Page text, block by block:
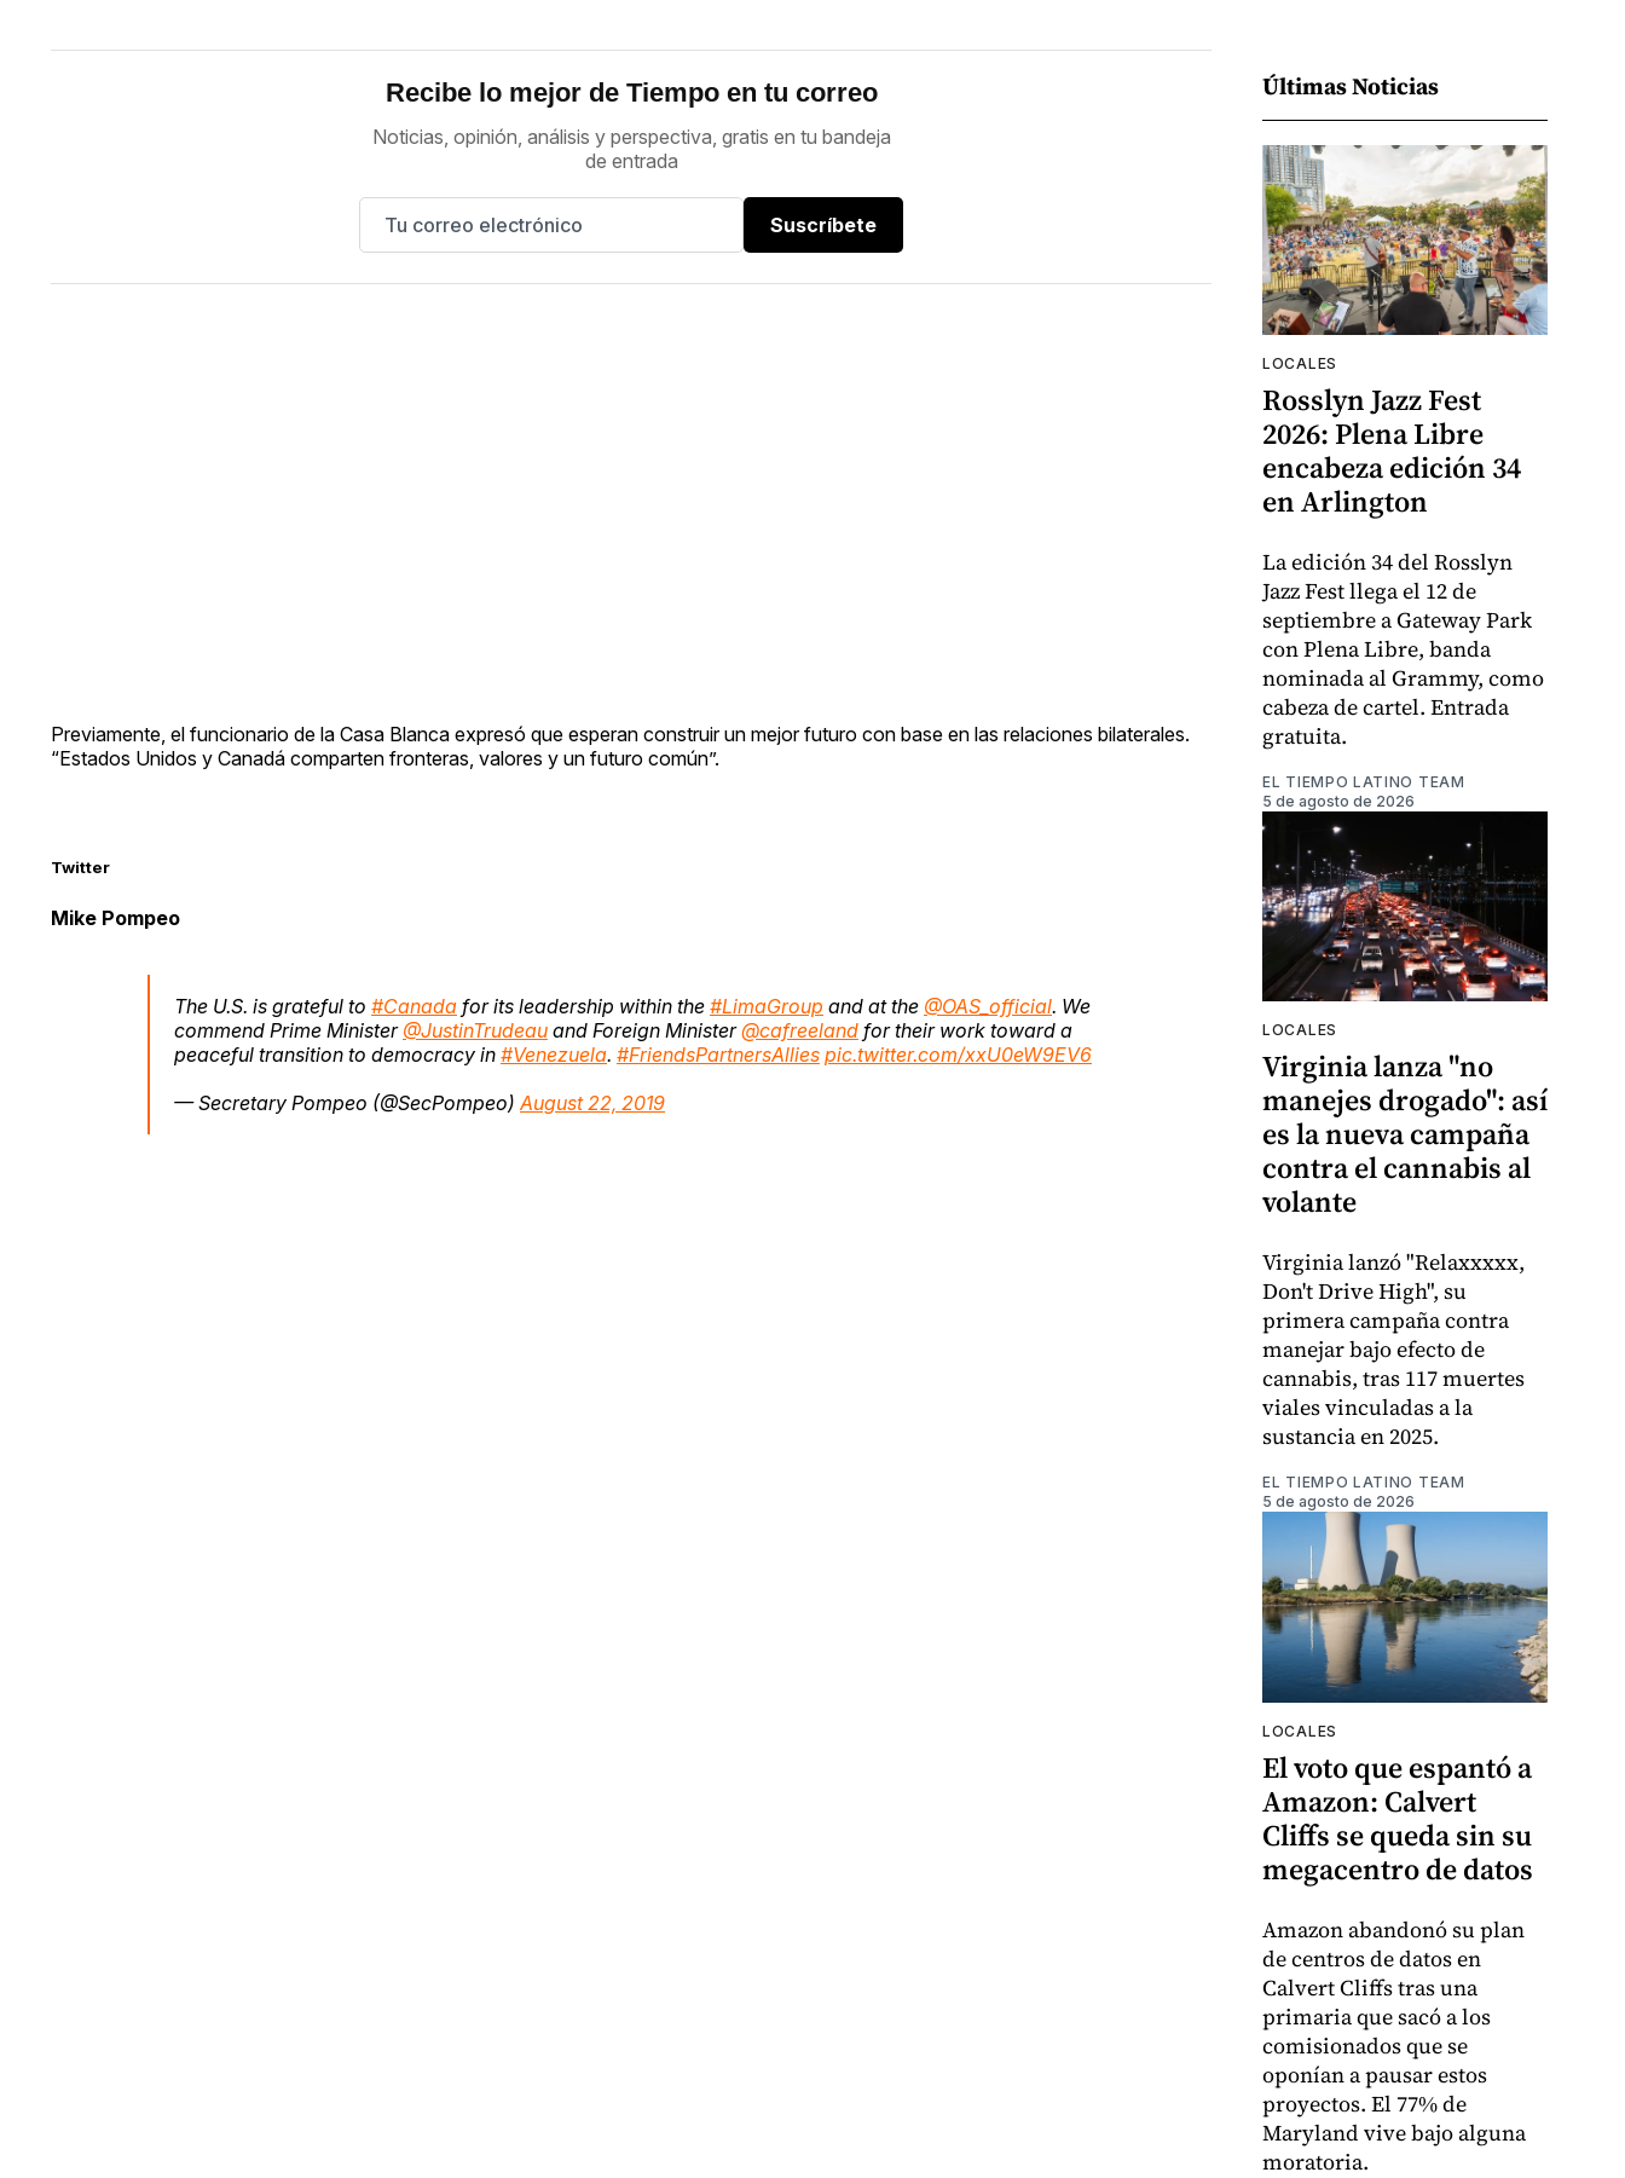
Recibe lo mejor de Tiempo en tu correo
Noticias, opinión, análisis y perspectiva, gratis en tu bandeja
de entrada
Suscríbete
Previamente, el funcionario de la Casa Blanca expresó que esperan construir un mejor futuro con base en las relaciones bilaterales.
“Estados Unidos y Canadá comparten fronteras, valores y un futuro común”.
Twitter
Mike Pompeo
The U.S. is grateful to #Canada for its leadership within the #LimaGroup and at the @OAS_official. We
commend Prime Minister @JustinTrudeau and Foreign Minister@cafreeland for their work toward a
peaceful transition to democracy in #Venezuela. #FriendsPartnersAllies pic.twitter.com/xxU0eW9EV6
— Secretary Pompeo (@SecPompeo)August 22, 2019
Últimas Noticias
LOCALES
Rosslyn Jazz Fest
2026: Plena Libre
encabeza edición 34
en Arlington
La edición 34 del Rosslyn
Jazz Fest llega el 12 de
septiembre a Gateway Park
con Plena Libre, banda
nominada al Grammy, como
cabeza de cartel. Entrada
gratuita.
EL TIEMPO LATINO TEAM
5 de agosto de 2026
LOCALES
Virginia lanza "no
manejes drogado": así
es la nueva campaña
contra el cannabis al
volante
Virginia lanzó "Relaxxxxx,
Don't Drive High", su
primera campaña contra
manejar bajo efecto de
cannabis, tras 117 muertes
viales vinculadas a la
sustancia en 2025.
EL TIEMPO LATINO TEAM
5 de agosto de 2026
LOCALES
El voto que espantó a
Amazon: Calvert
Cliffs se queda sin su
megacentro de datos
Amazon abandonó su plan
de centros de datos en
Calvert Cliffs tras una
primaria que sacó a los
comisionados que se
oponían a pausar estos
proyectos. El 77% de
Maryland vive bajo alguna
moratoria.